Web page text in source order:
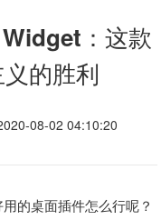
：这款
的胜利
08-02 04:10:20
的桌面插件怎么行呢？